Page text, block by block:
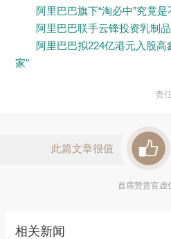
阿里巴巴旗下“淘必中”究竟是
阿里巴巴联手云锋投资乳制
阿里巴巴拟224亿港元入股高
家”
责
此篇文章很值
首席赞赏官虚
相关新闻